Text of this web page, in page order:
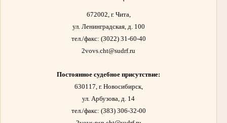
672002, г. Чита,
ул. Ленинградская, д. 100
тел./факс: (3022) 31-60-40
2vovs.cht@sudrf.ru
Постоянное судебное присутствие:
630117, г. Новосибирск,
ул. Арбузова, д. 14
тел./факс: (383) 306-32-00